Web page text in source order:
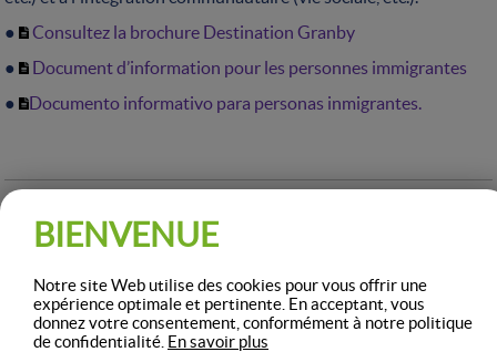
●
Consultez la brochure Destination Granby
●
Document d’information pour les personnes immigrantes
●
Documento informativo para personas inmigrantes.
DÉCOUVREZ LES SERVICES OFFERTS
À GRANBY
BIENVENUE
Notre site Web utilise des cookies pour vous offrir une
expérience optimale et pertinente. En acceptant, vous
donnez votre consentement, conformément à notre politique
de confidentialité. En savoir plus